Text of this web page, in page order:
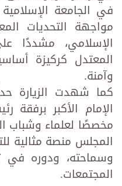
في الجامعة
مواجهة التحديات
الإسلامي، مشددًا
المعتدل كركيزة
وآمنة.
كما شهدت الزيارة
الإمام الأكبر برفقة
مخصصًا لعلماء وشباب
المجلس منصة مثالية
وسماحته، ودوره في
المجتمعات.